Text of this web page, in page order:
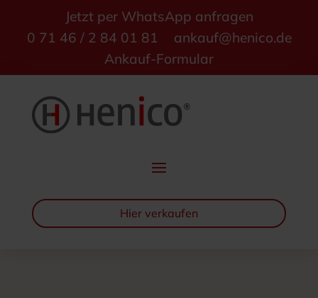
Jetzt per WhatsApp anfragen
0 71 46 / 2 84 01 81
ankauf@henico.de
Ankauf-Formular
Hier verkaufen